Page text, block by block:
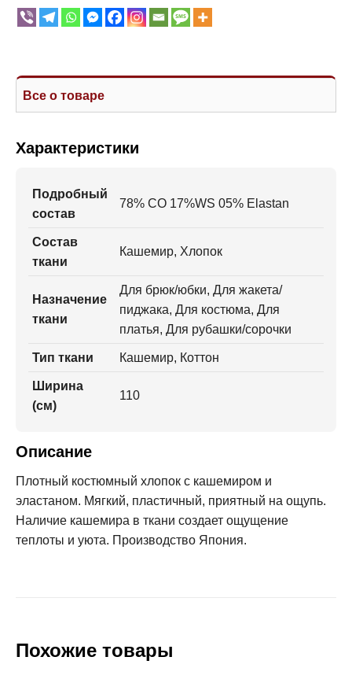
Все о товаре
Характеристики
Подробный
состав
78% CO 17%WS 05% Elastan
Состав
ткани
Кашемир, Хлопок
Назначение
ткани
Для брюк/юбки, Для жакета/
пиджака, Для костюма, Для
платья, Для рубашки/сорочки
Тип ткани Кашемир, Коттон
Ширина
(см)
110
Описание
Плотный костюмный хлопок с кашемиром и
эластаном. Мягкий, пластичный, приятный на ощупь.
Наличие кашемира в ткани создает ощущение
теплоты и уюта. Производство Япония.
Похожие товары